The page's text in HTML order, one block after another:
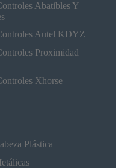
Abatibles Y
Autel KDYZ
Proximidad
Xhorse
Plástica